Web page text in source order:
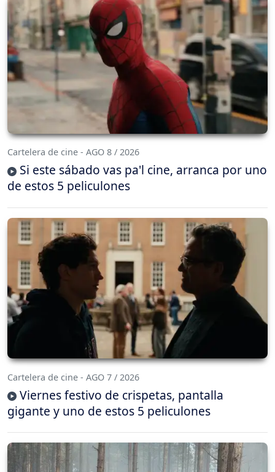
Cartelera de cine - AGO 8 / 2026
Si este sábado vas pa'l cine, arranca por uno
de estos 5 peliculones
Cartelera de cine - AGO 7 / 2026
Viernes festivo de crispetas, pantalla
gigante y uno de estos 5 peliculones